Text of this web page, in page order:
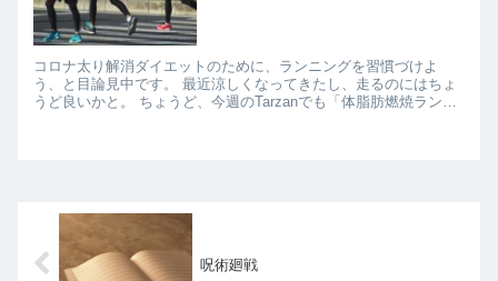
コロナ太り解消ダイエットのために、ランニングを習慣づけよ
う、と目論見中です。 最近涼しくなってきたし、走るのにはちょ
うど良いかと。 ちょうど、今週のTarzanでも「体脂肪燃焼ラン」
呪術廻戦